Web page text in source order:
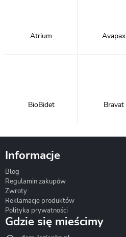
Atrium Avapax
BioBidet Bravat
Informacje
Blog
Regulamin zakupów
Zwroty
Reklamacje produktów
Polityka prywatności
Gdzie się mieścimy